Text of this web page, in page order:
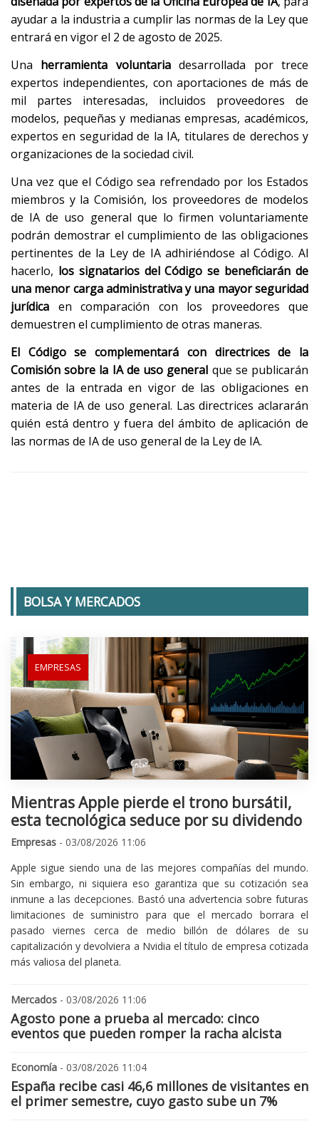
ayudar a la industria a cumplir las normas de la Ley que
entrará en vigor el 2 de agosto de 2025.
Una herramienta voluntariadesarrollada por trece
expertos independientes, con aportaciones de más de
mil partes interesadas, incluidos proveedores de
modelos, pequeñas y medianas empresas, académicos,
expertos en seguridad de la IA, titulares de derechos y
organizaciones de la sociedad civil.
Una vez que el Código sea refrendado por los Estados
miembros y la Comisión, los proveedores de modelos
de IA de uso general que lo firmen voluntariamente
podrán demostrar el cumplimiento de las obligaciones
pertinentes de la Ley de IA adhiriéndose al Código. Al
hacerlo, los signatarios del Código se beneficiarán de
una menor carga administrativa y una mayor seguridad
jurídica en comparación con los proveedores que
demuestren el cumplimiento de otras maneras.
El Código se complementará con directrices de la
Comisión sobre la IA de uso general que se publicarán
antes de la entrada en vigor de las obligaciones en
materia de IA de uso general. Las directrices aclararán
quién está dentro y fuera del ámbito de aplicación de
las normas de IA de uso general de la Ley de IA.
BOLSA Y MERCADOS
EMPRESAS
Mientras Apple pierde el trono bursátil,
esta tecnológica seduce por su dividendo
Empresas - 03/08/2026 11:06
Apple sigue siendo una de las mejores compañías del mundo.
Sin embargo, ni siquiera eso garantiza que su cotización sea
inmune a las decepciones. Bastó una advertencia sobre futuras
limitaciones de suministro para que el mercado borrara el
pasado viernes cerca de medio billón de dólares de su
capitalización y devolviera a Nvidia el título de empresa cotizada
más valiosa del planeta.
Mercados - 03/08/2026 11:06
Agosto pone a prueba al mercado: cinco
eventos que pueden romper la racha alcista
Economía - 03/08/2026 11:04
España recibe casi 46,6 millones de visitantes en
el primer semestre, cuyo gasto sube un 7%